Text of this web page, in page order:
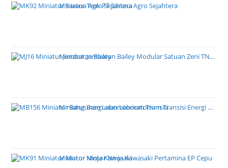
Miniatur Truk PT Sarana Agro Sejahtera
Miniatur Jembatan Bailey Modular Satuan Zeni TNI AD
Miniatur Bangunan Laboratorium Transisi Energi PT PLN
Miniatur Motor Ninja Kawasaki Pertamina EP Cepu